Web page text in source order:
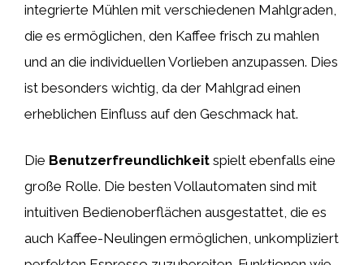
integrierte Mühlen mit verschiedenen Mahlgraden,
die es ermöglichen, den Kaffee frisch zu mahlen
und an die individuellen Vorlieben anzupassen. Dies
ist besonders wichtig, da der Mahlgrad einen
erheblichen Einfluss auf den Geschmack hat.
Die Benutzerfreundlichkeit spielt ebenfalls eine
große Rolle. Die besten Vollautomaten sind mit
intuitiven Bedienoberflächen ausgestattet, die es
auch Kaffee-Neulingen ermöglichen, unkompliziert